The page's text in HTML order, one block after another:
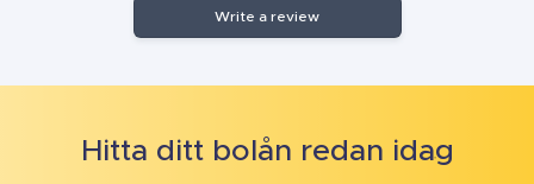
Write a review
Hitta ditt bolån redan idag